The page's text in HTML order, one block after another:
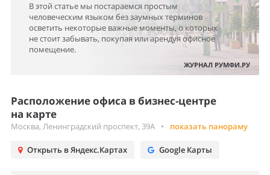
В этой статье мы постараемся простым
человеческим языком без заумных терминов
осветить некоторые важные моменты, о которых
не стоит забывать, покупая или арендуя офисное
помещение.
ЖУРНАЛ РУМФИ.РУ
Расположение офиса в бизнес-центре
на карте
Москва, Ленинградский проспект, 39А • показать панораму
Открыть в Яндекс.Картах Google Карты